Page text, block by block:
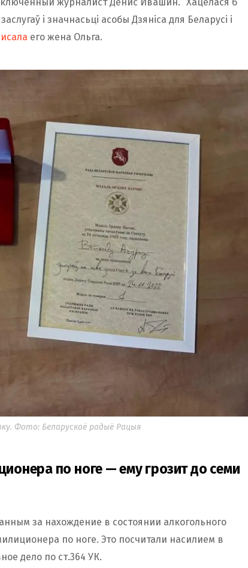
і значнасьці асобы Дзяніса для Беларусі і
его жена Ольга.
Фото: Беларускаё радыё Рацыя
по ноге — ему грозит до семи
за нахождение в состоянии алкогольного
по ноге. Это посчитали насилием в
дело по ст.364 УК.